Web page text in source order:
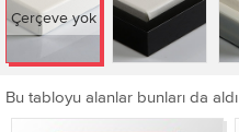
Çerçeve yok
Bu tabloyu alanlar bunları da aldı